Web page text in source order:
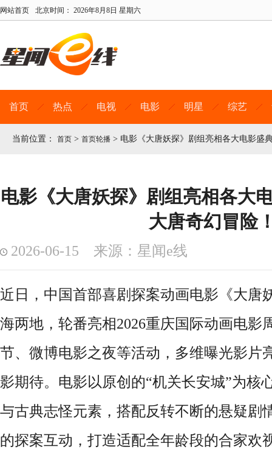
网站首页 北京时间： 2026年8月8日 星期六
首页 热点 电视 电影 明星 综艺
当前位置： 首页 > 首页轮播 > 电影《大唐妖探》剧组亮相各大电影盛
电影《大唐妖探》剧组亮相各大
大唐奇幻冒险
2026-06-15 来源：星闻e线
近日，中国首部喜剧探案动画电影《大唐
海两地，轮番亮相2026重庆国际动画电影
节、微博电影之夜等活动，多维曝光影片
影期待。电影以原创的“机关长安城”为核
与古典志怪元素，搭配反转不断的悬疑剧
的探案互动，打造适配全年龄段的合家欢